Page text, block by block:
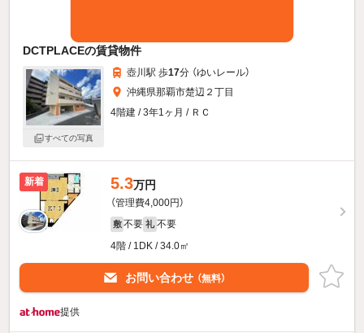
DCTPLACEの賃貸物件
すべての写真
壺川駅 歩17分 （ゆいレール）
沖縄県那覇市楚辺２丁目
4階建 / 3年1ヶ月 / ＲＣ
新着 5.3万円
（管理費4,000円）
敷 不要 礼 不要
4階 / 1DK / 34.0㎡
お問い合わせ （無料）
提供